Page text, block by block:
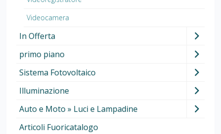
Videocamera
In Offerta
primo piano
Sistema Fotovoltaico
Illuminazione
Auto e Moto » Luci e Lampadine
Articoli Fuoricatalogo